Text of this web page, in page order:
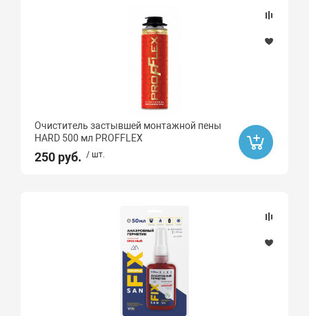
Очиститель застывшей монтажной пены
HARD 500 мл PROFFLEX
250 руб. / шт.